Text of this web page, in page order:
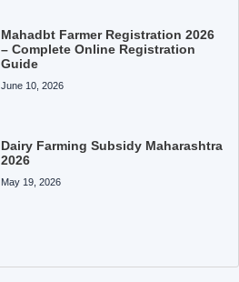
Mahadbt Farmer Registration 2026
– Complete Online Registration
Guide
June 10, 2026
Dairy Farming Subsidy Maharashtra
2026
May 19, 2026